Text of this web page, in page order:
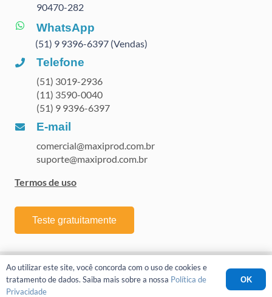
90470-282
WhatsApp
(51) 9 9396-6397 (Vendas)
Telefone
(51) 3019-2936
(11) 3590-0040
(51) 9 9396-6397
E-mail
comercial@maxiprod.com.br
suporte@maxiprod.com.br
Termos de uso
Teste gratuitamente
Maxiprod | Todos os direitos reservados |Política de Privacidade
Ao utilizar este site, você concorda com o uso de cookies e
tratamento de dados. Saiba mais sobre a nossa Política de
Privacidade
OK